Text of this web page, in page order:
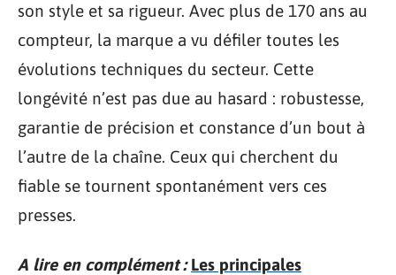
son style et sa rigueur. Avec plus de 170 ans au
compteur, la marque a vu défiler toutes les
évolutions techniques du secteur. Cette
longévité n’est pas due au hasard : robustesse,
garantie de précision et constance d’un bout à
l’autre de la chaîne. Ceux qui cherchent du
fiable se tournent spontanément vers ces
presses.
A lire en complément : Les principales